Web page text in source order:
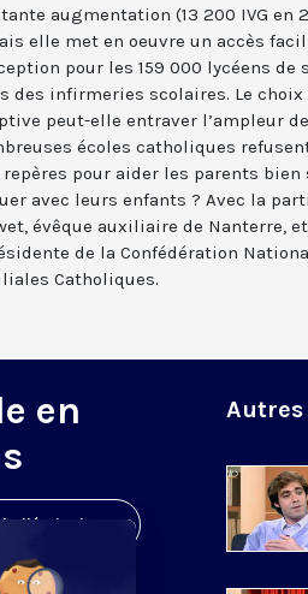
augmentation (13 200 IVG en
elle met en oeuvre un accès
pour les 159 000 lycéens de
des infirmeries scolaires. Le choix
peut-elle entraver l’ampleur
écoles catholiques
repères pour aider les parents bien
avec leurs enfants ? Avec la
évêque auxiliaire de Nanterre,
de la Confédération
Catholiques.
en
l'émission
Autres